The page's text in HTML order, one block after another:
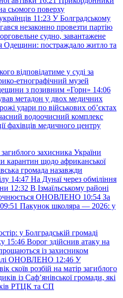
сьомого поверху
11:23 У Болградському
незаконно провезти партію
судно, завантажене
Одещини: постраждало житло та
відповідатиме у суді за
етнографічний музей
з позивним «Горн» 14:06
метадон у двох медичних
удари по військових обʼєктах
водоочисний комплекс
фахівців медичного центру
захисника України
карантин щодо африканської
громада назавжди
14:47 На Дунаї через обміління
12:32 В Ізмаїльському районі
ОНОВЛЕНО 10:54 За
09:51 Пакунок школяра — 2026: у
у Болградській громаді
15:46 Ворог здійснив атаку на
із захисником
ОНОВЛЕНО 12:46 У
скоїв розбій на матір загиблого
із Саф’янівської громади, які
РТЦК та СП